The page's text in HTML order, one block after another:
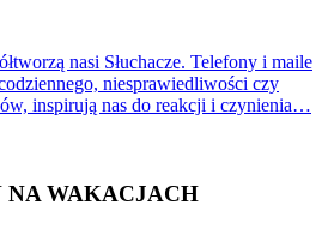
nasi Słuchacze. Telefony i maile
niesprawiedliwości czy
inspirują nas do reakcji i czynienia…
NA WAKACJACH